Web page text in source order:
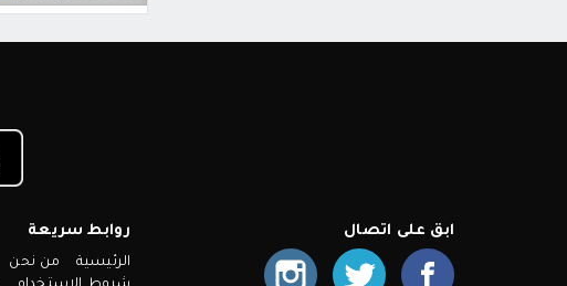
ابق على اتصال روابط سريعة
الرئيسية من نحن
شروط الإستخدام